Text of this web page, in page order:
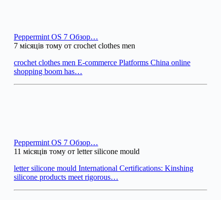
Peppermint OS 7 Обзор…
7 місяців тому от crochet clothes men
crochet clothes men E-commerce Platforms China online
shopping boom has…
Peppermint OS 7 Обзор…
11 місяців тому от letter silicone mould
letter silicone mould International Certifications: Kinshing
silicone products meet rigorous…